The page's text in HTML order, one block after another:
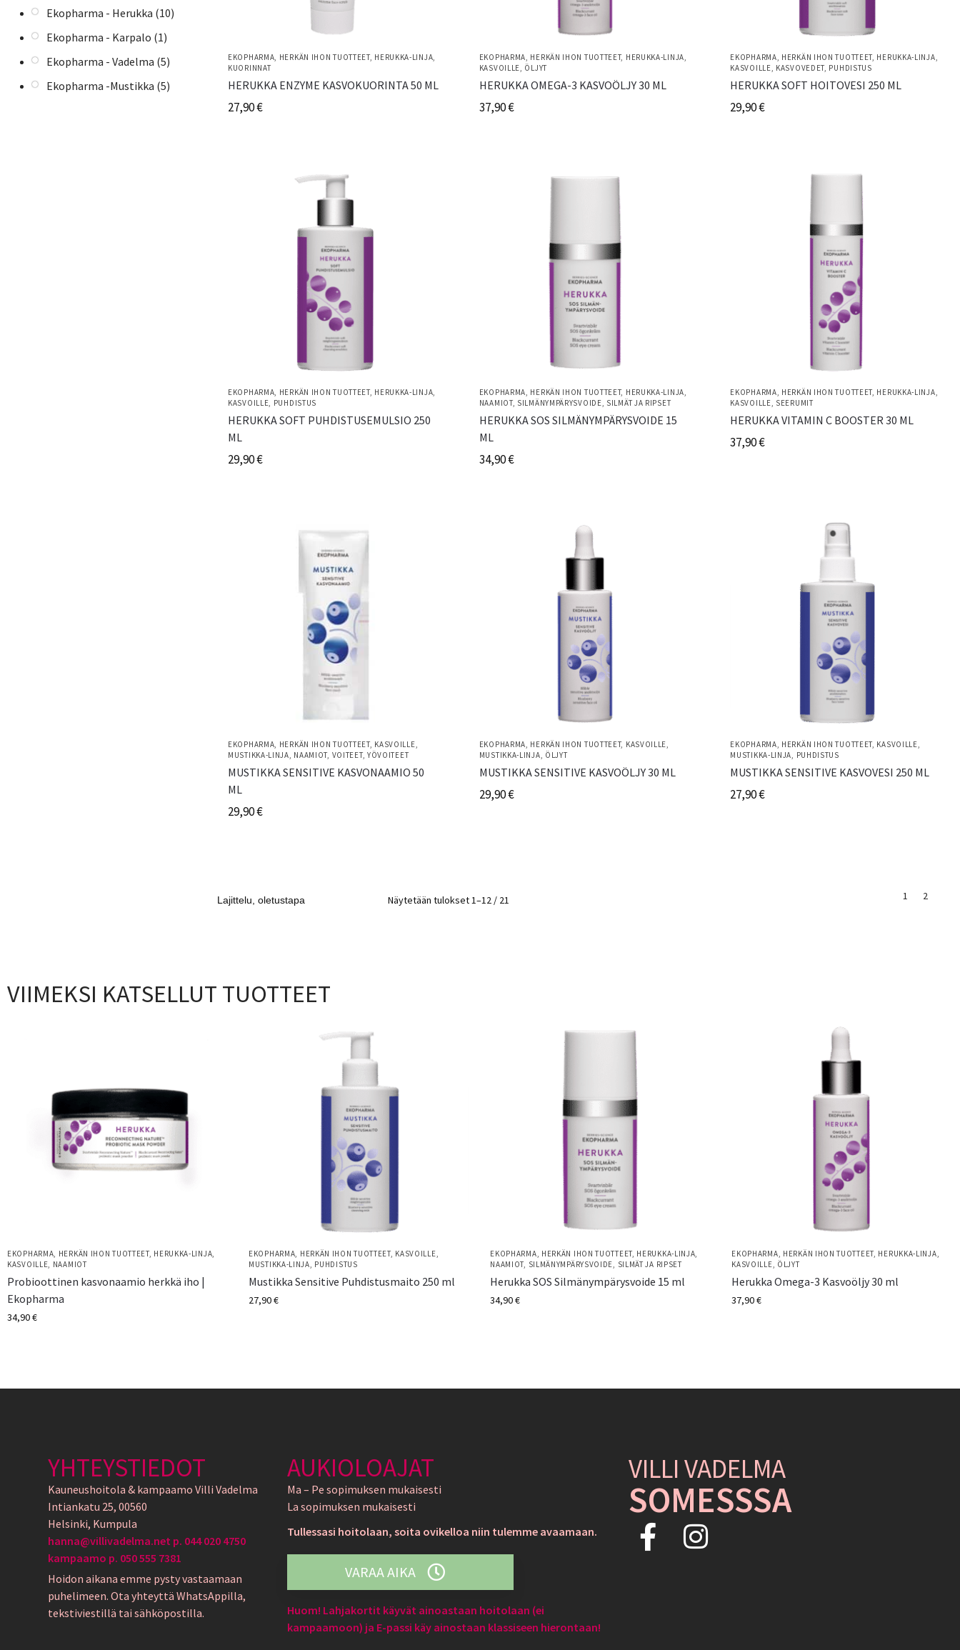
Ekopharma - Herukka (10)
Ekopharma - Karpalo (1)
Ekopharma - Vadelma (5)
Ekopharma -Mustikka (5)
EKOPHARMA, HERKÄN IHON TUOTTEET, HERUKKA-LINJA,
KUORINNAT
HERUKKA ENZYME KASVOKUORINTA 50 ML
27,90€
EKOPHARMA, HERKÄN IHON TUOTTEET, HERUKKA-LINJA,
KASVOILLE, ÖLJYT
HERUKKA OMEGA-3 KASVOÖLJY 30 ML
37,90€
EKOPHARMA, HERKÄN IHON TUOTTEET, HERUKKA-LINJA,
KASVOILLE, KASVOVEDET, PUHDISTUS
HERUKKA SOFT HOITOVESI 250 ML
29,90€
EKOPHARMA, HERKÄN IHON TUOTTEET, HERUKKA-LINJA,
KASVOILLE, PUHDISTUS
HERUKKA SOFT PUHDISTUSEMULSIO 250
ML
29,90€
EKOPHARMA, HERKÄN IHON TUOTTEET, HERUKKA-LINJA,
NAAMIOT, SILMÄNYMPÄRYSVOIDE, SILMÄT JA RIPSET
HERUKKA SOS SILMÄNYMPÄRYSVOIDE 15
ML
34,90€
EKOPHARMA, HERKÄN IHON TUOTTEET, HERUKKA-LINJA,
KASVOILLE, SEERUMIT
HERUKKA VITAMIN C BOOSTER 30 ML
37,90€
EKOPHARMA HERKÄN IHON TUOTTEET, KASVOILLE
MUSTIKKA-LINJA NAAMIOT, VOITEET, YÖVOITEET
MUSTIKKA SENSITIVE KASVONAAMIO 50
ML
29,90€
EKOPHARMA HERKÄN IHON TUOTTEET, KASVOILLE
MUSTIKKA-LINJA ÖLJYT
MUSTIKKA SENSITIVE KASVOÖLJY 30 ML
29,90€
EKOPHARMA HERKÄN IHON TUOTTEET, KASVOILLE
MUSTIKKA-LINJA
PUHDISTUS
MUSTIKKA SENSITIVE KASVOVESI 250 ML
27,90€
Näytetään tulokset 1–12 / 21 1 2
VIIMEKSI KATSELLUT TUOTTEET
EKOPHARMA HERKÄN IHON TUOTTEET, HERUKKA-LINJA
KASVOILLE NAAMIOT
Probioottinen kasvonaamio herkkä iho |
Ekopharma
34,90€
EKOPHARMA HERKÄN IHON TUOTTEET, KASVOILLE
MUSTIKKA-LINJA PUHDISTUS
Mustikka Sensitive Puhdistusmaito 250 ml
27,90€
EKOPHARMA HERKÄN IHON TUOTTEET, HERUKKA-LINJA
NAAMIOT, SILMÄNYMPÄRYSVOIDE SILMÄT JA RIPSET
Herukka SOS Silmänympärysvoide 15 ml
34,90€
EKOPHARMA HERKÄN IHON TUOTTEET, HERUKKA-LINJA
KASVOILLE ÖLJYT
Herukka Omega-3 Kasvoöljy 30 ml
37,90€
YHTEYSTIEDOT
Kauneushoitola & kampaamo Villi Vadelma
Intiankatu 25, 00560
Helsinki, Kumpula
hanna@villivadelma.net p. 044 020 4750
kampaamo p. 050 555 7381
Hoidon aikana emme pysty vastaamaan
puhelimeen. Ota yhteyttä WhatsAppilla,
tekstiviestillä tai sähköpostilla.
AUKIOLOAJAT
Ma – Pe sopimuksen mukaisesti
La sopimuksen mukaisesti
Tullessasi hoitolaan, soita ovikelloa niin tulemme avaamaan.
VARAA AIKA
Huom! Lahjakortit käyvät ainoastaan hoitolaan (ei
kampaamoon) ja E-passi käy ainostaan klassiseen hierontaan!
VILLI VADELMA
SOMESSSA